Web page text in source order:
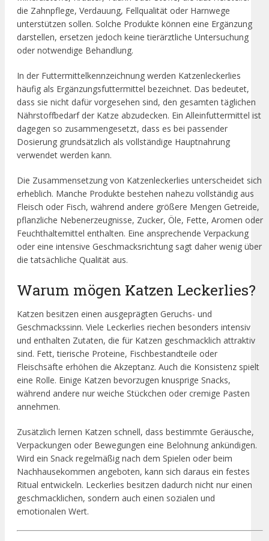
die Zahnpflege, Verdauung, Fellqualität oder Harnwege
unterstützen sollen. Solche Produkte können eine Ergänzung
darstellen, ersetzen jedoch keine tierärztliche Untersuchung
oder notwendige Behandlung.
In der Futtermittelkennzeichnung werden Katzenleckerlies
häufig als Ergänzungsfuttermittel bezeichnet. Das bedeutet,
dass sie nicht dafür vorgesehen sind, den gesamten täglichen
Nährstoffbedarf der Katze abzudecken. Ein Alleinfuttermittel ist
dagegen so zusammengesetzt, dass es bei passender
Dosierung grundsätzlich als vollständige Hauptnahrung
verwendet werden kann.
Die Zusammensetzung von Katzenleckerlies unterscheidet sich
erheblich. Manche Produkte bestehen nahezu vollständig aus
Fleisch oder Fisch, während andere größere Mengen Getreide,
pflanzliche Nebenerzeugnisse, Zucker, Öle, Fette, Aromen oder
Feuchthaltemittel enthalten. Eine ansprechende Verpackung
oder eine intensive Geschmacksrichtung sagt daher wenig über
die tatsächliche Qualität aus.
Warum mögen Katzen Leckerlies?
Katzen besitzen einen ausgeprägten Geruchs- und
Geschmackssinn. Viele Leckerlies riechen besonders intensiv
und enthalten Zutaten, die für Katzen geschmacklich attraktiv
sind. Fett, tierische Proteine, Fischbestandteile oder
Fleischsäfte erhöhen die Akzeptanz. Auch die Konsistenz spielt
eine Rolle. Einige Katzen bevorzugen knusprige Snacks,
während andere nur weiche Stückchen oder cremige Pasten
annehmen.
Zusätzlich lernen Katzen schnell, dass bestimmte Geräusche,
Verpackungen oder Bewegungen eine Belohnung ankündigen.
Wird ein Snack regelmäßig nach dem Spielen oder beim
Nachhausekommen angeboten, kann sich daraus ein festes
Ritual entwickeln. Leckerlies besitzen dadurch nicht nur einen
geschmacklichen, sondern auch einen sozialen und
emotionalen Wert.